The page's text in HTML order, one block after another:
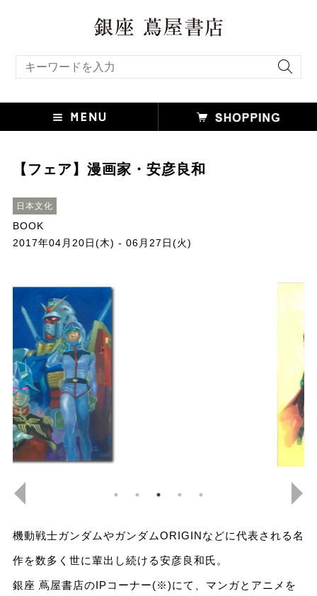
【フェア】漫画家・安彦良和
日本文化
BOOK
2017年04月20日(木) - 06月27日(火)
機動戦士ガンダムやガンダムORIGINなどに代表される名
作を数多く世に輩出し続ける安彦良和氏。
銀座 蔦屋書店のIPコーナー(※)にて、マンガとアニメを